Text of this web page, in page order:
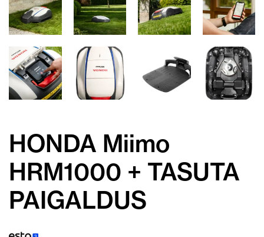
HONDA Miimo
HRM1000 + TASUTA
PAIGALDUS